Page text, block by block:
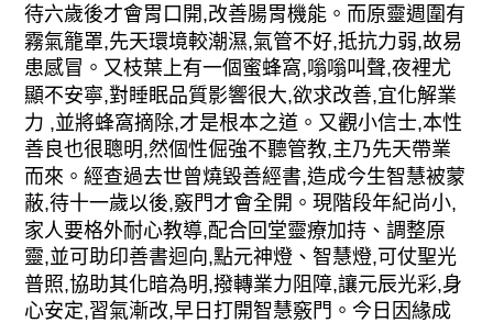
待六歲後才會胃口開,改善腸胃機能。而原靈週圍有
霧氣籠罩,先天環境較潮濕,氣管不好,抵抗力弱,故易
患感冒。又枝葉上有一個蜜蜂窩,嗡嗡叫聲,夜裡尤
顯不安寧,對睡眠品質影響很大,欲求改善,宜化解業
力 ,並將蜂窩摘除,才是根本之道。又觀小信士,本性
善良也很聰明,然個性倔強不聽管教,主乃先天帶業
而來。經查過去世曾燒毀善經書,造成今生智慧被蒙
蔽,待十一歲以後,竅門才會全開。現階段年紀尚小,
家人要格外耐心教導,配合回堂靈療加持、調整原
靈,並可助印善書迴向,點元神燈、智慧燈,可仗聖光
普照,協助其化暗為明,撥轉業力阻障,讓元辰光彩,身
心安定,習氣漸改,早日打開智慧竅門。今日因緣成